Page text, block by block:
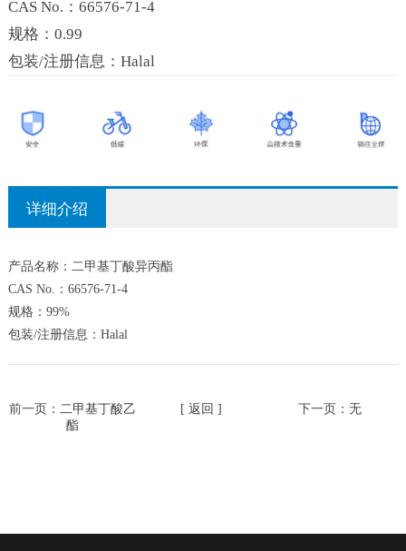
CAS No.：66576-71-4
规格：0.99
包装/注册信息：Halal
详细介绍
产品名称：二甲基丁酸异丙酯
CAS No.：66576-71-4
规格：99%
包装/注册信息：Halal
前一页： 二甲基丁酸乙
酯
[ 返回 ] 下一页：无